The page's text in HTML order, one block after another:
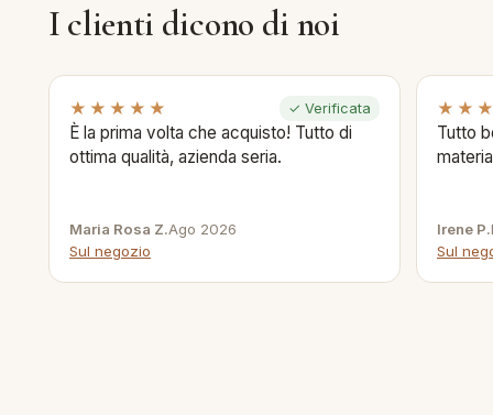
I clienti dicono di noi
★★★★★ ✓ Verificata
È la prima volta che acquisto! Tutto di
ottima qualità, azienda seria.
Maria Rosa Z.Ago 2026
Sul negozio
Tutto
Irene P.
Sul